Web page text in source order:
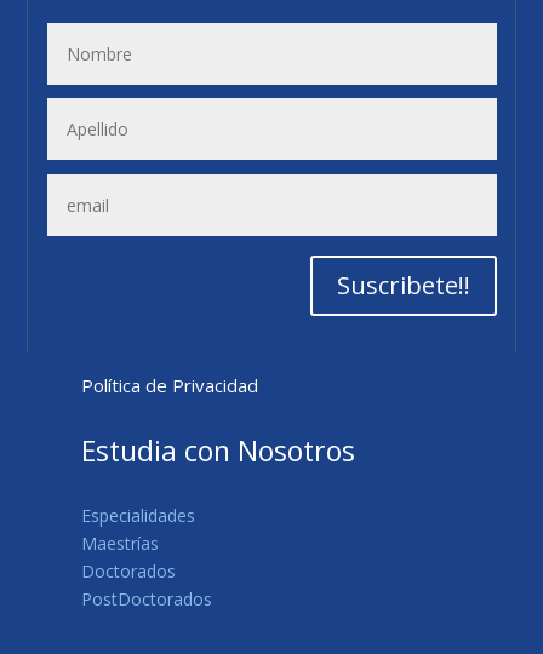
Suscribete!!
Política de Privacidad
Estudia con Nosotros
Especialidades
Maestrías
Doctorados
PostDoctorados